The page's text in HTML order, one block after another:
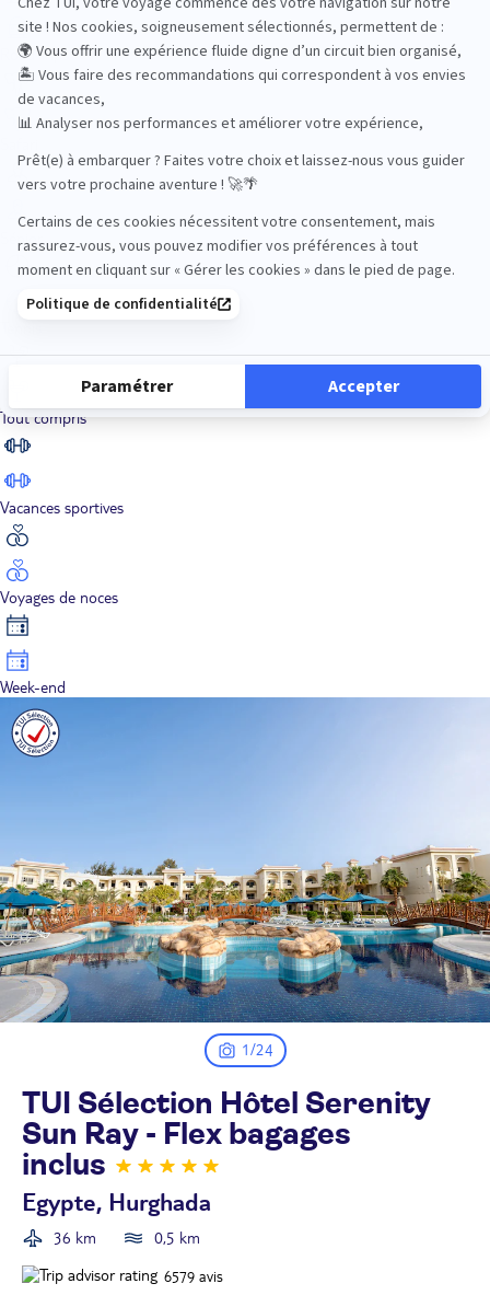
Road Trips
Sénior
Tout compris
Vacances sportives
Voyages de noces
Week-end
1/24
TUI Sélection Hôtel Serenity
Sun Ray - Flex bagages
inclus
Egypte, Hurghada
36 km 0,5 km
6579 avis